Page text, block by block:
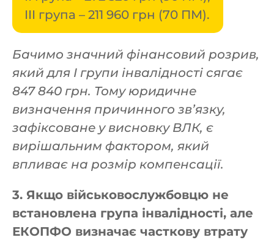
III група – 211 960 грн (70 ПМ).
Бачимо значний фінансовий розрив,
який для І групи інвалідності сягає
847 840 грн. Тому юридичне
визначення причинного зв’язку,
зафіксоване у висновку ВЛК, є
вирішальним фактором, який
впливає на розмір компенсації.
3. Якщо військовослужбовцю не
встановлена група інвалідності, але
ЕКОПФО визначає часткову втрату